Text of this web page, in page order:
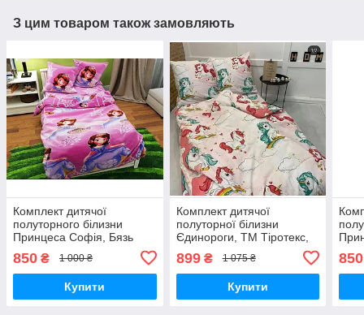
З цим товаром також замовляють
Комплект дитячої
полуторного білизни
Принцеса Софія, Бязь
850 ₴ 1 000 ₴
Купити
Комплект дитячої
полуторної білизни
Єдинороги, ТМ Тіротекс,
Бязь Люкс 100% бавовна
899₴ 1 075 ₴
Купити
850